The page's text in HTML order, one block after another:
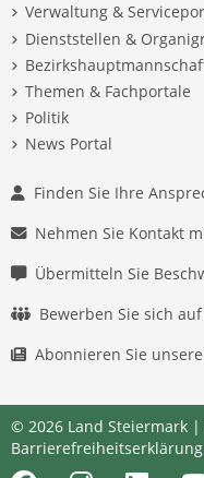
Verwaltung &
Dienststellen &
Themen & Fachportale
Politik
News Portal
Finden Sie Ihre
Nehmen Sie Kontakt
Übermitteln Sie
Bewerben Sie sich
Abonnieren Sie
© 2026 Land Steiermark |
Barrierefreiheitserklärung